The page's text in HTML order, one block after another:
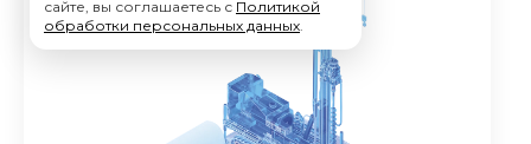
сайте, вы соглашаетесь с Политикой
обработки персональных данных.